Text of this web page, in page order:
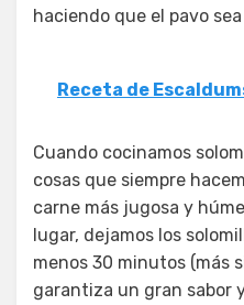
haciendo que el pavo
Receta de
Cuando cocinamos
cosas que siempre
carne más jugosa y
lugar, dejamos los
menos 30 minutos (más
garantiza un gran sabor